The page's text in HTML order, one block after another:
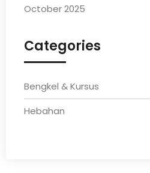
October 2025
Categories
Bengkel & Kursus
Hebahan